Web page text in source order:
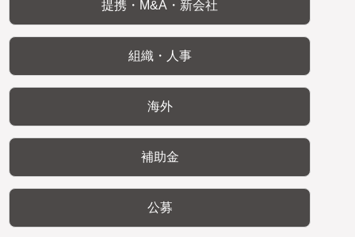
提携・M&A・新会社
組織・人事
海外
補助金
公募